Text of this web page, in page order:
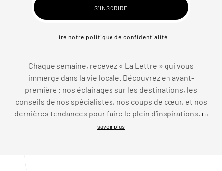
Lire notre politique de confidentialité
Chaque semaine, recevez « La Lettre » qui vous
immerge dans la vie locale. Découvrez en avant-
première : nos éclairages sur les destinations, les
conseils de nos spécialistes, nos coups de cœur, et nos
dernières tendances pour faire le plein d’inspirations.
En
savoir plus